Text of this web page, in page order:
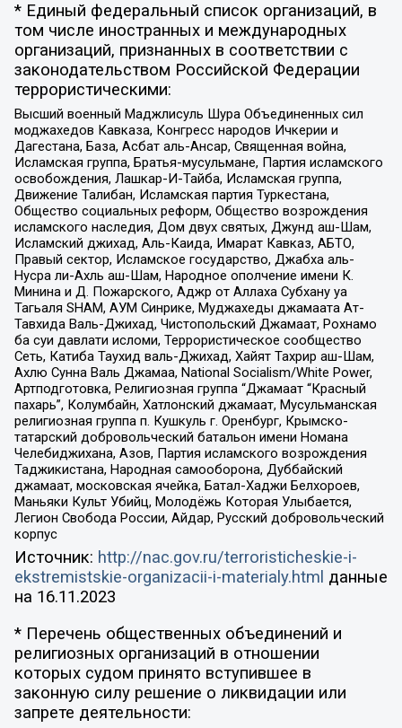
* Единый федеральный список организаций, в
том числе иностранных и международных
организаций, признанных в соответствии с
законодательством Российской Федерации
террористическими:
Высший военный Маджлисуль Шура Объединенных сил
моджахедов Кавказа, Конгресс народов Ичкерии и
Дагестана, База, Асбат аль-Ансар, Священная война,
Исламская группа, Братья-мусульмане, Партия исламского
освобождения, Лашкар-И-Тайба, Исламская группа,
Движение Талибан, Исламская партия Туркестана,
Общество социальных реформ, Общество возрождения
исламского наследия, Дом двух святых, Джунд аш-Шам,
Исламский джихад, Аль-Каида, Имарат Кавказ, АБТО,
Правый сектор, Исламское государство, Джабха аль-
Нусра ли-Ахль аш-Шам, Народное ополчение имени К.
Минина и Д. Пожарского, Аджр от Аллаха Субхану уа
Тагьаля SHAM, АУМ Синрике, Муджахеды джамаата Ат-
Тавхида Валь-Джихад, Чистопольский Джамаат, Рохнамо
ба суи давлати исломи, Террористическое сообщество
Сеть, Катиба Таухид валь-Джихад, Хайят Тахрир аш-Шам,
Ахлю Сунна Валь Джамаа, National Socialism/White Power,
Артподготовка, Религиозная группа “Джамаат “Красный
пахарь”, Колумбайн, Хатлонский джамаат, Мусульманская
религиозная группа п. Кушкуль г. Оренбург, Крымско-
татарский добровольческий батальон имени Номана
Челебиджихана, Азов, Партия исламского возрождения
Таджикистана, Народная самооборона, Дуббайский
джамаат, московская ячейка, Батал-Хаджи Белхороев,
Маньяки Культ Убийц, Молодёжь Которая Улыбается,
Легион Свобода России, Айдар, Русский добровольческий
корпус
Источник: http://nac.gov.ru/terroristicheskie-i-
ekstremistskie-organizacii-i-materialy.html данные
на 16.11.2023
* Перечень общественных объединений и
религиозных организаций в отношении
которых судом принято вступившее в
законную силу решение о ликвидации или
запрете деятельности: